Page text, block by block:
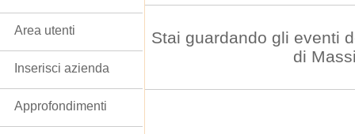
Stai guardando gli eventi
di
Area utenti
Inserisci azienda
Approfondimenti